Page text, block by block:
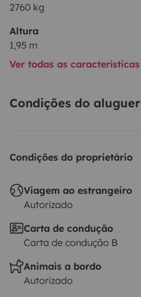
2760 kg
Altura
1,95 m
Ver todas as características
Condições do aluguer
Condições do proprietário
Viagem ao estrangeiro
Autorizado
Carta de condução
Carta de condução B
Animais a bordo
Autorizado